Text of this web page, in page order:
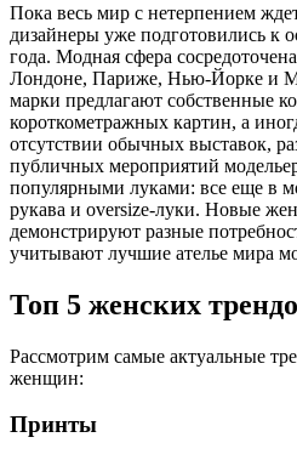
Пока весь мир с нетерпением
дизайнеры уже подготовились к
года. Модная сфера
Лондоне, Париже, Нью-Йорке и
марки предлагают собственные
короткометражных картин, а
отсутствии обычных выставок,
публичных мероприятий
популярными луками: все еще в
рукава и oversize-луки. Новые
демонстрируют разные
учитывают лучшие ателье мира
Топ 5 женских
Рассмотрим самые актуальные
женщин:
Принты